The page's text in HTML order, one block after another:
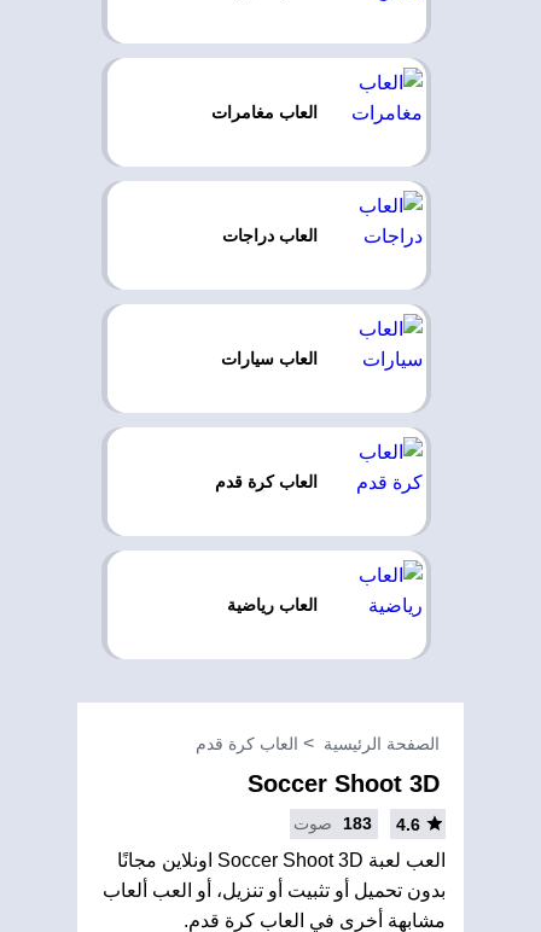
العاب مغامرات
العاب دراجات
العاب سيارات
العاب كرة قدم
العاب رياضية
الصفحة الرئيسية العاب كرة قدم
Soccer Shoot 3D
4.6
183 صوت
العب لعبة Soccer Shoot 3D اونلاين مجانًا
بدون تحميل أو تثبيت أو تنزيل، أو العب ألعاب
مشابهة أخرى في العاب كرة قدم.